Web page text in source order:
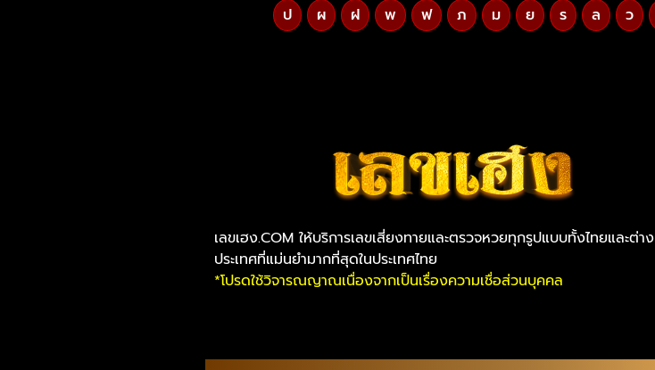
ป ผ ฝ พ ฟ ภ ม ย ร ล ว
เลขเฮง.COM ให้บริการเลขเสี่ยงทายและตรวจหวยทุกรูปแบบทั้งไทยและต่าง
ประเทศที่แม่นยำมากที่สุดในประเทศไทย
*โปรดใช้วิจารณญาณเนื่องจากเป็นเรื่องความเชื่อส่วนบุคคล